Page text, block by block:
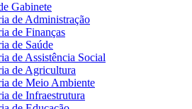
Gabinete
de Administração
de Finanças
de Saúde
de Assistência Social
de Agricultura
de Meio Ambiente
de Infraestrutura